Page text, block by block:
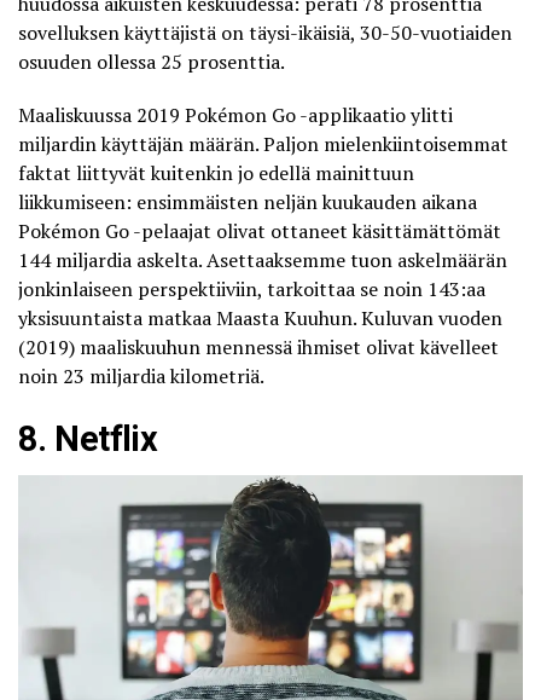
sovelluksen käyttäjistä on täysi-ikäisiä, 30-50-vuotiaiden
osuuden ollessa 25 prosenttia.
Maaliskuussa 2019 Pokémon Go -applikaatio ylitti
miljardin käyttäjän määrän. Paljon mielenkiintoisemmat
faktat liittyvät kuitenkin jo edellä mainittuun
liikkumiseen: ensimmäisten neljän kuukauden aikana
Pokémon Go -pelaajat olivat ottaneet käsittämättömät
144 miljardia askelta. Asettaaksemme tuon askelmäärän
jonkinlaiseen perspektiiviin, tarkoittaa se noin 143:aa
yksisuuntaista matkaa Maasta Kuuhun. Kuluvan vuoden
(2019) maaliskuuhun mennessä ihmiset olivat kävelleet
noin 23 miljardiakilometriä.
8. Netflix